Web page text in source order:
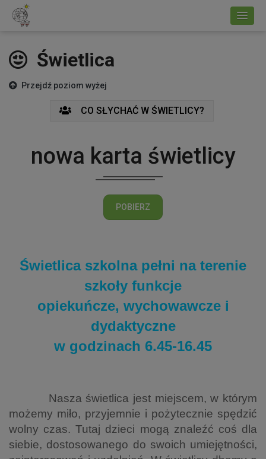
Świetlica
Przejdź poziom wyżej
CO SŁYCHAĆ W ŚWIETLICY?
nowa karta świetlicy
POBIERZ
Świetlica szkolna pełni na terenie
szkoły funkcje
opiekuńcze, wychowawcze i
dydaktyczne
w godzinach 6.45-16.45
Nasza świetlica jest miejscem, w którym
możemy miło, przyjemnie i pożytecznie spędzić
wolny czas. Tutaj dzieci mogą znaleźć coś dla
siebie, dostosowanego do swoich umiejętności,